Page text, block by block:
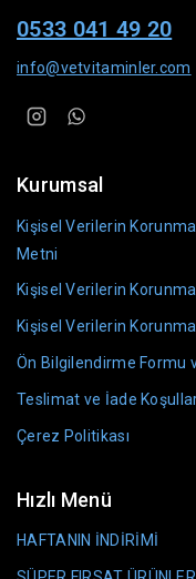
0533 041 49 20
info@vetvitaminler.com
Kurumsal
Kişisel Verilerin
Metni
Kişisel Verilerin
Kişisel Verilerin
Ön Bilgilendirme Formu
Teslimat ve İade
Çerez Politikası
Hızlı Menü
HAFTANIN İNDİRİMİ